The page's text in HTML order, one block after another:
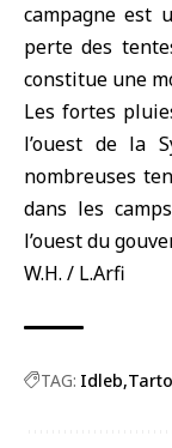
campagne est
perte des
constitue une
Les fortes
l’ouest de la
nombreuses
dans les
l’ouest du
W.H. / L.Arfi
TAG: Idleb